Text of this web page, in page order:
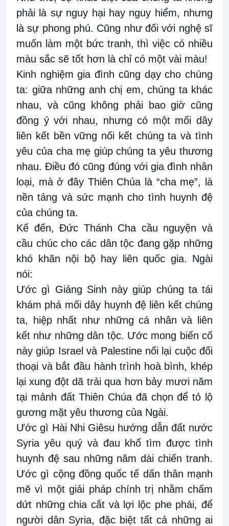
phải là sự nguy hại hay nguy hiểm, nhưng
là sự phong phú. Cũng như đối với nghệ sĩ
muốn làm một bức tranh, thì việc có nhiều
màu sắc sẽ tốt hơn là chỉ có một vài màu!
Kinh nghiệm gia đình cũng dạy cho chúng
ta: giữa những anh chị em, chúng ta khác
nhau, và cũng không phải bao giờ cũng
đồng ý với nhau, nhưng có một mối dây
liên kết bền vững nối kết chúng ta và tình
yêu của cha mẹ giúp chúng ta yêu thương
nhau. Điều đó cũng đúng với gia đình nhân
loại, mà ở đây Thiên Chúa là “cha mẹ”, là
nền tảng và sức mạnh cho tình huynh đệ
của chúng ta.
Kế đến, Đức Thánh Cha cầu nguyện và
cầu chúc cho các dân tộc đang gặp những
khó khăn nội bộ hay liên quốc gia. Ngài
nói:
Ước gì Giáng Sinh này giúp chúng ta tái
khám phá mối dây huynh đệ liên kết chúng
ta, hiệp nhất như những cá nhân và liên
kết như những dân tộc. Ước mong biến cố
này giúp Israel và Palestine nối lại cuộc đối
thoại và bắt đầu hành trình hoà bình, khép
lại xung đột dã trải qua hơn bảy mươi năm
tại mảnh đất Thiên Chúa đã chọn để tỏ lộ
gương mặt yêu thương của Ngài.
Ước gì Hài Nhi Giêsu hướng dẫn đất nước
Syria yêu quý và đau khổ tìm được tình
huynh đệ sau những năm dài chiến tranh.
Ước gì cộng đồng quốc tế dấn thân mạnh
mẽ vì một giải pháp chính trị nhằm chấm
dứt những chia cắt và lợi lộc phe phái, để
người dân Syria, đặc biệt tất cả những ai